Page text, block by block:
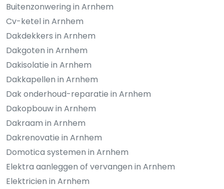
Buitenzonwering in Arnhem
Cv-ketel in Arnhem
Dakdekkers in Arnhem
Dakgoten in Arnhem
Dakisolatie in Arnhem
Dakkapellen in Arnhem
Dak onderhoud-reparatie in Arnhem
Dakopbouw in Arnhem
Dakraam in Arnhem
Dakrenovatie in Arnhem
Domotica systemen in Arnhem
Elektra aanleggen of vervangen in Arnhem
Elektricien in Arnhem